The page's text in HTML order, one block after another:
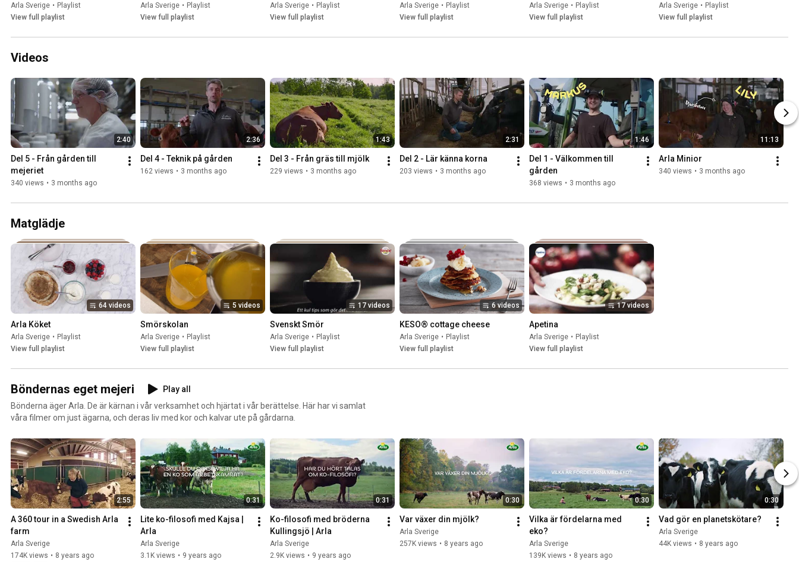
Arla Sverige • Playlist
View full playlist
Arla Sverige • Playlist
View full playlist
Arla Sverige • Playlist
View full playlist
Arla Sverige • Playlist
View full playlist
Arla Sverige • Playlist
View full playlist
Arla Sverige • Playlist
View full playlist
Videos
2:40
Del 5 - Från gården till
mejeriet
340 views • 3 months ago
2:36
Del 4 - Teknik på gården
162 views • 3 months ago
1:43
Del 3 - Från gräs till mjölk
229 views • 3 months ago
2:31
Del 2 - Lär känna korna
203 views • 3 months ago
1:46
Del 1 - Välkommen till
gården
368 views • 3 months ago
11:13
Arla Minior
340 views • 3 months ago
Matglädje
64 videos
Arla Köket
Arla Sverige • Playlist
View full playlist
5 videos
Smörskolan
Arla Sverige • Playlist
View full playlist
17 videos
Svenskt Smör
Arla Sverige • Playlist
View full playlist
6 videos
KESO® cottage cheese
Arla Sverige • Playlist
View full playlist
17 videos
Apetina
Arla Sverige • Playlist
View full playlist
Böndernas eget mejeri
Play all
Bönderna äger Arla. De är kärnan i vår verksamhet och hjärtat i vår berättelse. Här har vi samlat
våra filmer om just ägarna, och deras liv med kor och kalvar ute på gårdarna.
2:55
A 360 tour in a Swedish Arla
farm
Arla Sverige
174K views • 8 years ago
0:31
Lite ko-filosofi med Kajsa |
Arla
Arla Sverige
3.1K views • 9 years ago
0:31
Ko-filosofi med bröderna
Kullingsjö | Arla
Arla Sverige
2.9K views • 9 years ago
0:30
Var växer din mjölk?
Arla Sverige
257K views • 8 years ago
0:30
Vilka är fördelarna med
eko?
Arla Sverige
139K views • 8 years ago
0:30
Vad gör en planetskötare?
Arla Sverige
44K views • 8 years ago